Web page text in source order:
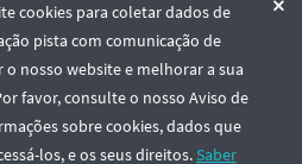
cookies para coletar dados de
pista com comunicação de
nosso website e melhorar a sua
favor, consulte o nosso Aviso de
sobre cookies, dados que
los, e os seus direitos. Saber
Vilnius, Lithuania
🇵🇹 Português